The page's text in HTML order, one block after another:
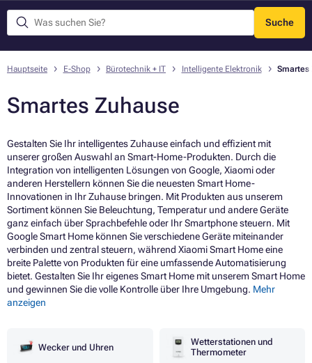
Suche
Menü
Hauptseite E-Shop Bürotechnik + IT Intelligente Elektronik Smartes
Smartes Zuhause
Gestalten Sie Ihr intelligentes Zuhause einfach und effizient mit
unserer großen Auswahl an Smart-Home-Produkten. Durch die
Integration von intelligenten Lösungen von Google, Xiaomi oder
anderen Herstellern können Sie die neuesten Smart Home-
Innovationen in Ihr Zuhause bringen. Mit Produkten aus unserem
Sortiment können Sie Beleuchtung, Temperatur und andere Geräte
ganz einfach über Sprachbefehle oder Ihr Smartphone steuern. Mit
Google Smart Home können Sie verschiedene Geräte miteinander
verbinden und zentral steuern, während Xiaomi Smart Home eine
breite Palette von Produkten für eine umfassende Automatisierung
bietet. Gestalten Sie Ihr eigenes Smart Home mit unserem Smart Home
und gewinnen Sie die volle Kontrolle über Ihre Umgebung. Mehr
anzeigen
Wecker und Uhren
Wetterstationen und
Thermometer